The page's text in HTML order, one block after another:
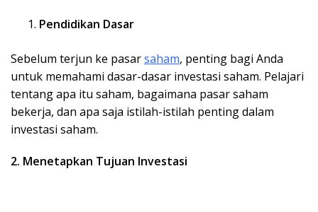
Pendidikan Dasar
Sebelum terjun ke pasarsaham, penting bagi Anda
untuk memahami dasar-dasar investasi saham. Pelajari
tentang apa itu saham, bagaimana pasar saham
bekerja, dan apa saja istilah-istilah penting dalam
investasi saham.
2. Menetapkan Tujuan Investasi